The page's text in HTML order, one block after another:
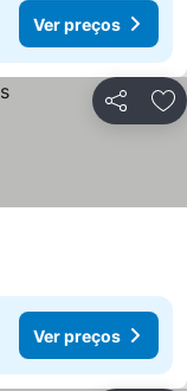
Ver preços
Partilhar
Ver preços